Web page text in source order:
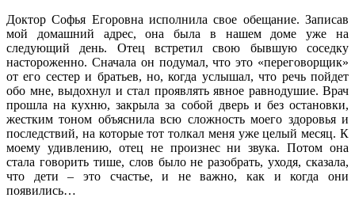
Доктор Софья Егоровна исполнила свое обещание. Записав
мой домашний адрес, она была в нашем доме уже на
следующий день. Отец встретил свою бывшую соседку
настороженно. Сначала он подумал, что это «переговорщик»
от его сестер и братьев, но, когда услышал, что речь пойдет
обо мне, выдохнул и стал проявлять явное равнодушие. Врач
прошла на кухню, закрыла за собой дверь и без остановки,
жестким тоном объяснила всю сложность моего здоровья и
последствий, на которые тот толкал меня уже целый месяц. К
моему удивлению, отец не произнес ни звука. Потом она
стала говорить тише, слов было не разобрать, уходя, сказала,
что дети – это счастье, и не важно, как и когда они
появились…